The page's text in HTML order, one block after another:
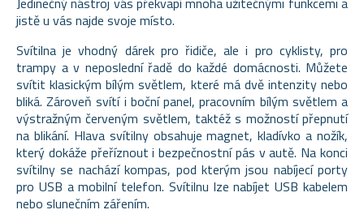
jistě u vás najde svoje místo.
Svítilna je vhodný dárek pro řidiče, ale i pro cyklisty, pro
trampy a v neposlední řadě do každé domácnosti. Můžete
svítit klasickým bílým světlem, které má dvě intenzity nebo
bliká. Zároveň svítí i boční panel, pracovním bílým světlem a
výstražným červeným světlem, taktéž s možností přepnutí
na blikání. Hlava svítilny obsahuje magnet, kladívko a nožík,
který dokáže přeříznout i bezpečnostní pás v autě. Na konci
svítilny se nachází kompas, pod kterým jsou nabíjecí porty
pro USB a mobilní telefon. Svítilnu lze nabíjet USB kabelem
nebo slunečním zářením.